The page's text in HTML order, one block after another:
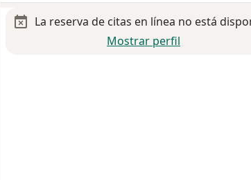
La reserva de citas en línea no está
Mostrar perfil